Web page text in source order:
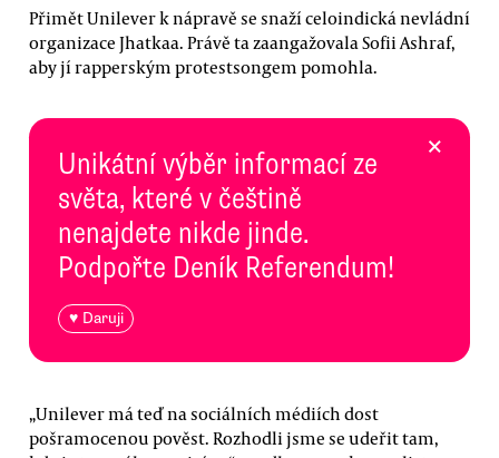
Přimět Unilever k nápravě se snaží celoindická nevládní
organizace Jhatkaa. Právě ta zaangažovala Sofii Ashraf,
aby jí rapperským protestsongem pomohla.
Unikátní výběr informací ze
světa, které v češtině
nenajdete nikde jinde.
Podpořte Deník Referendum!
♥ Daruji
×
„Unilever má teď na sociálních médiích dost
pošramocenou pověst. Rozhodli jsme se udeřit tam,